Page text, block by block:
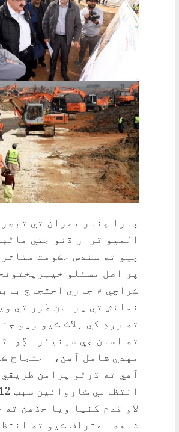
پارا چنار بحران تي
الميو قرار ڏنو جتي
چيو ته سندس حڪومت
پر اصل مسئلو
ڪراچي ۾ جاري احتجاج
نمائش تي پرامن طور تي
ته روڊ کي بلاڪ ڪيو ويو
ته اسان جي سينيئر
مهدي شامل آهن، احتجاج
آهي ته ڌرڻو پرامن
لاءِ قدم کنيا ويا جڏهن
شاهه اعتراف ڪيو ته